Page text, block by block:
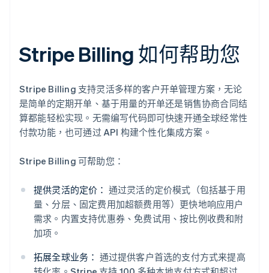
Stripe Billing 如何帮助您
Stripe Billing 支持灵活多样的客户开单管理方案，无论
是简单的定期开单、基于用量的开单还是销售协商合同结
算都能轻松实现。无需编写代码即可快速开通全球经常性
付款功能，也可通过 API 构建个性化集成方案。
Stripe Billing 可帮助您：
提供灵活的定价： 通过灵活的定价模式（包括基于用
量、分层、固定费用加超额费用等）更快地响应用户
需求。内置支持优惠券、免费试用、按比例收费和附
加项。
拓展全球业务： 通过提供客户首选的支付方式来提高